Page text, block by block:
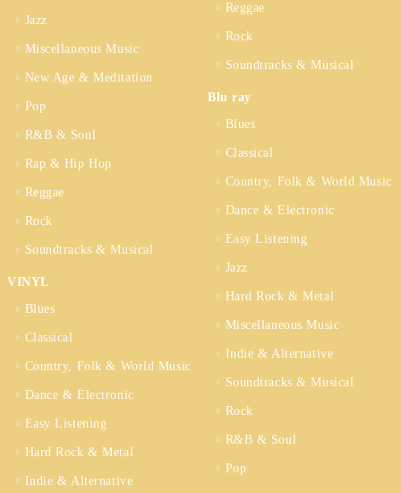
Jazz
Miscellaneous Music
New Age & Meditation
Pop
R&B & Soul
Rap & Hip Hop
Reggae
Rock
Soundtracks & Musical
VINYL
Blues
Classical
Country, Folk & World Music
Dance & Electronic
Easy Listening
Hard Rock & Metal
Indie & Alternative
Reggae
Rock
Soundtracks & Musical
Blu ray
Blues
Classical
Country, Folk & World Music
Dance & Electronic
Easy Listening
Jazz
Hard Rock & Metal
Miscellaneous Music
Indie & Alternative
Soundtracks & Musical
Rock
R&B & Soul
Pop